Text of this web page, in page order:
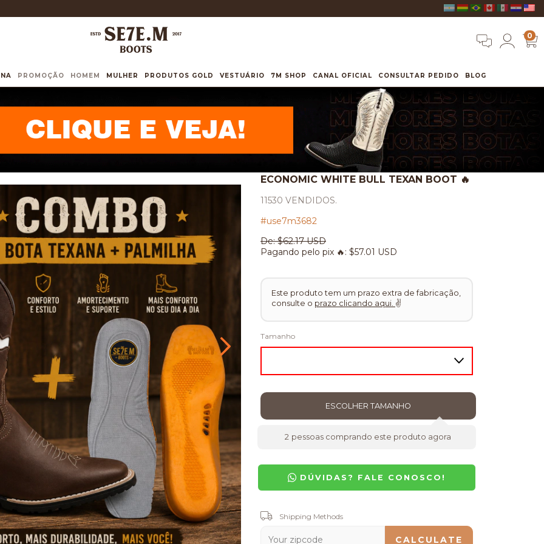
0
PROMOÇÃO HOMEM MULHER PRODUTOS GOLD VESTUÁRIO 7M SHOP CANAL OFICIAL CONSULTAR PEDIDO BLOG
ECONOMIC WHITE BULL TEXAN BOOT 🔥
11530 VENDIDOS.
#use7m3682
De:$62.17 USD
Pagando pelo pix 🔥: $57.01 USD
Este produto tem um prazo extra de fabricação,
consulte o prazo clicando aqui. ✌
Tamanho
2 pessoas comprando este produto agora
DÚVIDAS? FALE CONOSCO!
Shipping for zipcode:
Shipping Methods
CALCULATE